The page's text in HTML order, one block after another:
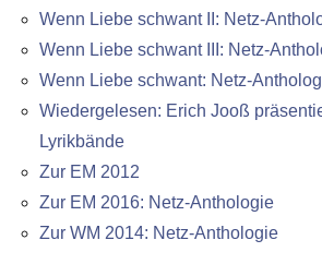
Wenn Liebe schwant II: Netz-
Wenn Liebe schwant III: Netz-
Wenn Liebe schwant: Netz-
Wiedergelesen: Erich Jooß
Lyrikbände
Zur EM 2012
Zur EM 2016: Netz-Anthologie
Zur WM 2014: Netz-Anthologie